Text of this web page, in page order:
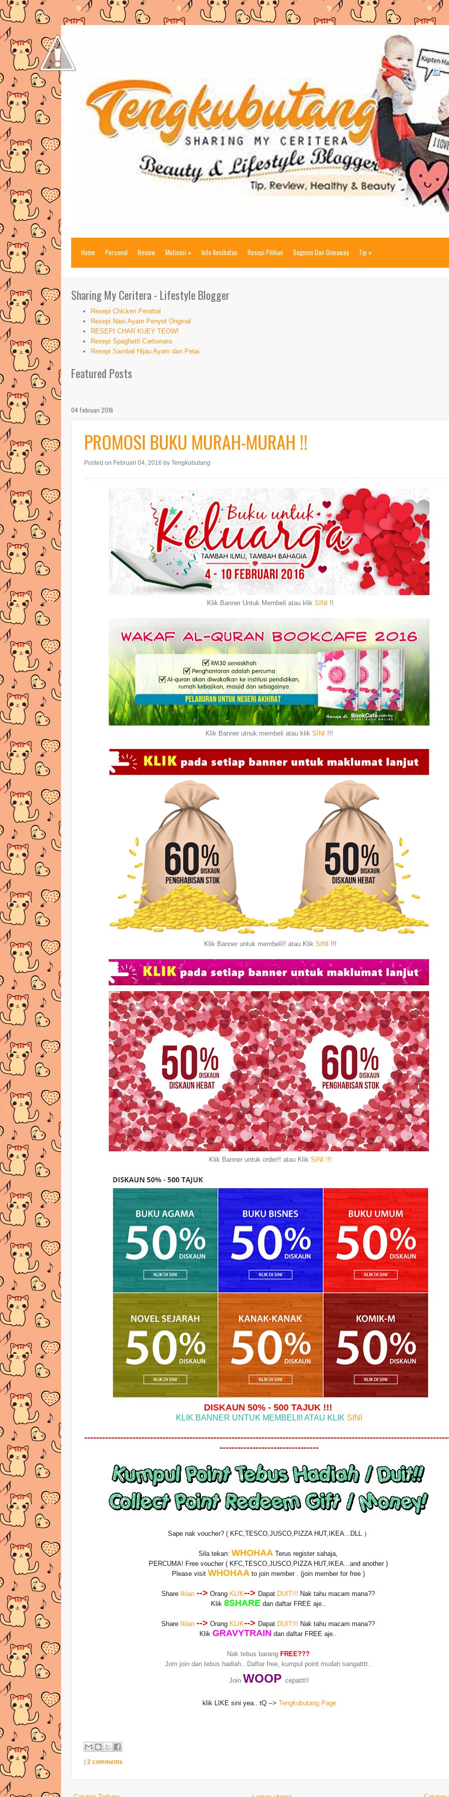
Home Personal Review Motivasi » Info Kesihatan Resepi Pilihan Segmen Dan Giveaway Tip »
Sharing My Ceritera - Lifestyle Blogger
Resepi Chicken Perattal
Resepi Nasi Ayam Penyet Original
RESEPI CHAR KUEY TEOW!
Resepi Spaghetti Carbonara
Resepi Sambal Hijau Ayam dan Petai
Featured Posts
04 Februari 2016
PROMOSI BUKU MURAH-MURAH !!
Posted on Februari 04, 2016 by Tengkubutang
Klik Banner Untuk Membeli atau klik SINI !!
Klik Banner utnuk membeli atau klik SINI !!!
Klik Banner untuk membeli!! atau Klik SINI !!!
Klik Banner untuk order!! atau Klik SINI !!!
DISKAUN 50% - 500 TAJUK !!!
KLIK BANNER UNTUK MEMBELI!! ATAU KLIK SINI
---------------------------------
Sape nak voucher? ( KFC,TESCO,JUSCO,PIZZA HUT,IKEA...DLL ）
Sila tekan: WHOHAA Terus register sahaja,
PERCUMA! Free voucher ( KFC,TESCO,JUSCO,PIZZA HUT,IKEA...and another )
Please visit WHOHAAto join member . (join member for free )
Share Iklan --> Orang KLIK--> Dapat DUIT!!! Nak tahu macam mana??
Klik 8SHAREdan daftar FREEaje..
Share Iklan --> Orang KLIK--> Dapat DUIT!!! Nak tahu macam mana??
Klik GRAVYTRAIN dan daftar FREE aje..
Nak tebus barang FREE???
Jom join dan tebus hadiah.. Daftar free, kumpul point mudah sangatttt..
Join WOOP cepattt!!
klik LIKE sini yea.. tQ --> Tengkubutang Page
| 2 comments